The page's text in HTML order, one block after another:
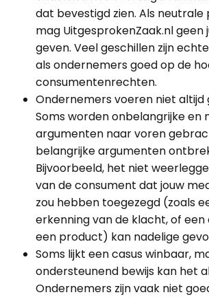
dat bevestigd zien. Als neutrale
mag UitgesprokenZaak.nl geen
geven. Veel geschillen zijn
als ondernemers goed op de
consumentenrechten.
Ondernemers voeren niet altijd
Soms worden onbelangrijke en
argumenten naar voren
belangrijke argumenten
Bijvoorbeeld, het niet
van de consument dat jouw
zou hebben toegezegd (zoals
erkenning van de klacht, of
een product) kan nadelige
Soms lijkt een casus winbaar,
ondersteunend bewijs kan het
Ondernemers zijn vaak niet